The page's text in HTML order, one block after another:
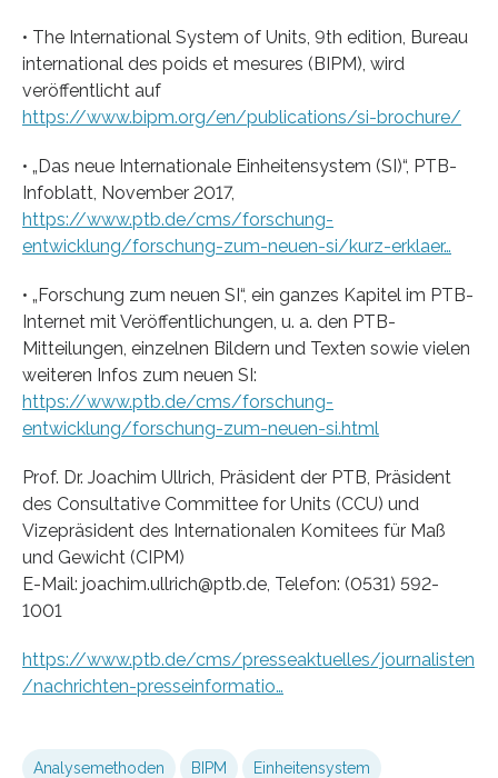
• The International System of Units, 9th edition, Bureau
international des poids et mesures (BIPM), wird
veröffentlicht auf
https://www.bipm.org/en/publications/si-brochure/
• „Das neue Internationale Einheitensystem (SI)“, PTB-
Infoblatt, November 2017,
https://www.ptb.de/cms/forschung-
entwicklung/forschung-zum-neuen-si/kurz-erklaer…
• „Forschung zum neuen SI“, ein ganzes Kapitel im PTB-
Internet mit Veröffentlichungen, u. a. den PTB-
Mitteilungen, einzelnen Bildern und Texten sowie vielen
weiteren Infos zum neuen SI:
https://www.ptb.de/cms/forschung-
entwicklung/forschung-zum-neuen-si.html
Prof. Dr. Joachim Ullrich, Präsident der PTB, Präsident
des Consultative Committee for Units (CCU) und
Vizepräsident des Internationalen Komitees für Maß
und Gewicht (CIPM)
E-Mail: joachim.ullrich@ptb.de, Telefon: (0531) 592-
1001
https://www.ptb.de/cms/presseaktuelles/journalisten
/nachrichten-presseinformatio…
Analysemethoden BIPM Einheitensystem